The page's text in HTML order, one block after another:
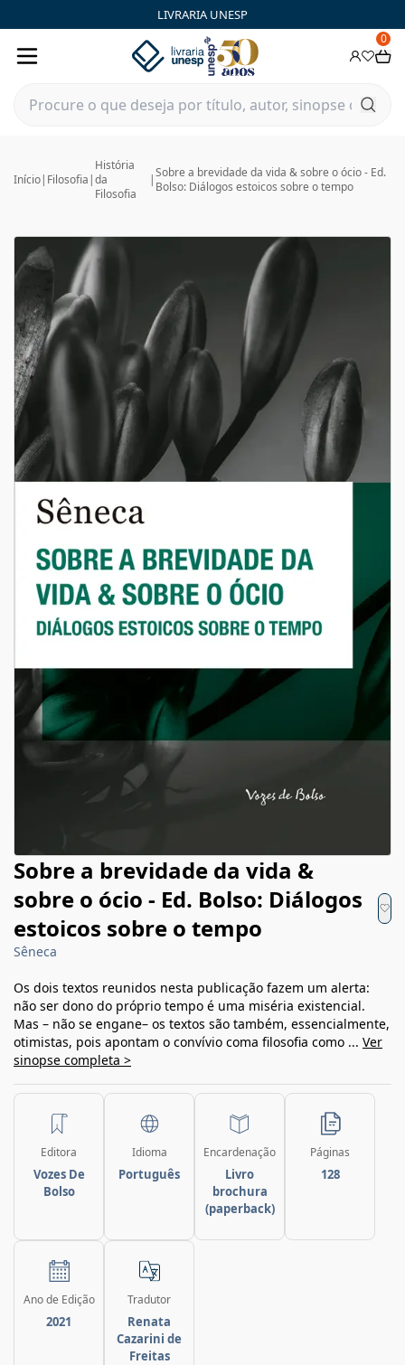
LIVRARIA UNESP
0
Início| Filosofia |
História
da
Filosofia
|Sobre a brevidade da vida & sobre o ócio - Ed.
Bolso: Diálogos estoicos sobre o tempo
Sobre a brevidade da vida &
sobre o ócio - Ed. Bolso: Diálogos
estoicos sobre o tempo
Sêneca
Os dois textos reunidos nesta publicação fazem um alerta:
não ser dono do próprio tempo é uma miséria existencial.
Mas – não se engane– os textos são também, essencialmente,
otimistas, pois apontam o convívio coma filosofia como ... Ver
sinopse completa >
Editora
Vozes De
Bolso
Idioma
Português
Encardenação
Livro
brochura
(paperback)
Páginas
128
Ano de Edição
2021
Tradutor
Renata
Cazarini de
Freitas